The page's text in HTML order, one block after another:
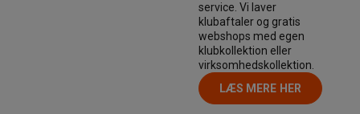
service. Vi laver
klubaftaler og gratis
webshops med egen
klubkollektion eller
virksomhedskollektion.
LÆS MERE HER